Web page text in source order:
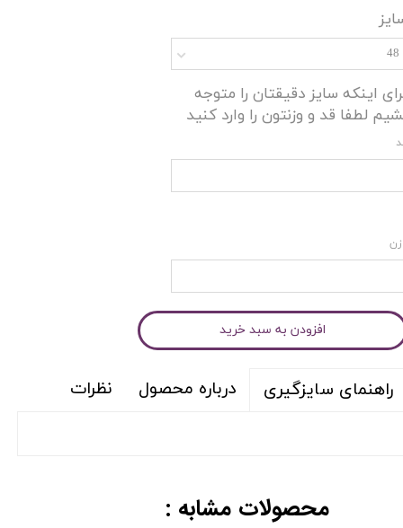
48
اینکه سایز دقیقتان را متوجه
لطفا قد و وزنتون را وارد کنید
افزودن به سبد خرید
راهنمای سایزگیری درباره محصول نظرات
محصولات مشابه :